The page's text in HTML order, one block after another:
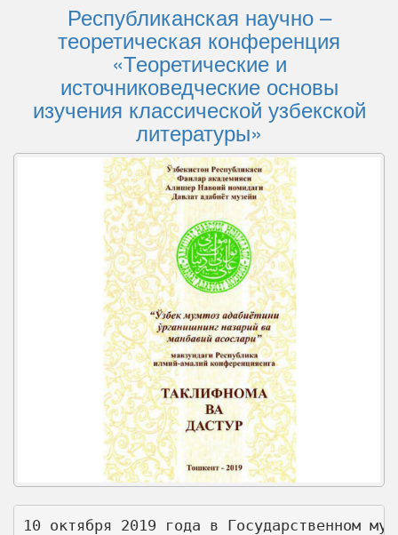
Республиканская научно –
теоретическая конференция
«Теоретические и
источниковедческие основы
изучения классической узбекской
литературы»
10 октября 2019 года в Государственном